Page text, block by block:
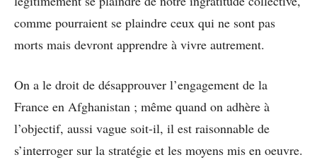
comme pourraient se plaindre ceux qui ne sont pas
morts mais devront apprendre à vivre autrement.
On a le droit de désapprouver l’engagement de la
France en Afghanistan ; même quand on adhère à
l’objectif, aussi vague soit-il, il est raisonnable de
s’interroger sur la stratégie et les moyens mis en oeuvre.